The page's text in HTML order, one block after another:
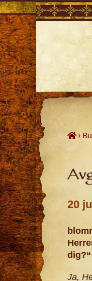
Skip
to
content
›
20
dig?“
Ja,